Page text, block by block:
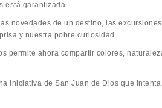
está garantizada.
novedades de un destino, las
y nuestra pobre curiosidad.
permite ahora compartir colores,
iniciativa de San Juan de Dios que